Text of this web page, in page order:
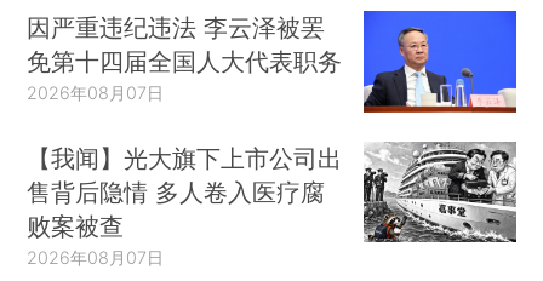
因严重违纪违法 李云泽被罢
免第十四届全国人大代表职务
2026年08月07日
【我闻】光大旗下上市公司出
售背后隐情 多人卷入医疗腐
败案被查
2026年08月07日